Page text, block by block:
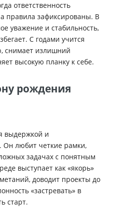
ответственность
правила зафиксированы. В
уважение и стабильность,
С годами учится
снимает излишний
высокую планку к себе.
рождения
выдержкой и
Он любит четкие рамки,
задачах с понятным
выступает как «якорь»
доводит проекты до
«застревать» в
старт.